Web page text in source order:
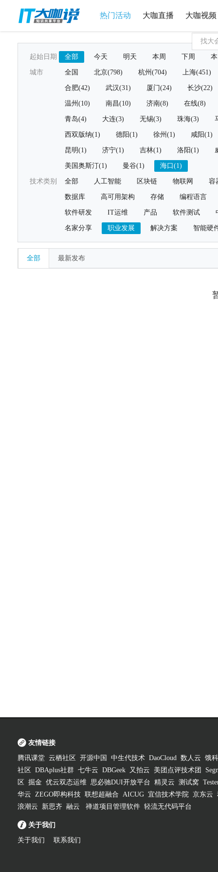
热门活动 大咖直播 大咖视频
起始日期 全部 今天 明天 本周 下周
城市 全国 北京(798) 杭州(704) 上海(451)
合肥(42) 武汉(31) 厦门(24) 长沙(22)
温州(10) 南昌(10) 济南(8) 在线(8)
青岛(4) 大连(3) 无锡(3) 珠海(3)
西双版纳(1) 德阳(1) 徐州(1) 咸阳(1)
昆明(1) 济宁(1) 吉林(1) 洛阳(1)
美国奥斯汀(1) 曼谷(1) 海口(1)
技术类别 全部 人工智能 区块链 物联网 容
数据库 高可用架构 存储 编程语言
软件研发 IT运维 产品 软件测试
名家分享 职业发展 解决方案 智能硬
全部 最新发布
友情链接
腾讯课堂 云栖社区 开源中国 中生代技术 DaoCloud 数人云 饿
社区
DBAplus社群 七牛云 DBGeek 又拍云 美团点评技术团
区
掘金 优云双态运维 思必驰DUI开放平台 精灵云 测试窝
华云 ZEGO即构科技 联想超融合 AICUG 宜信技术学院 京东云
浪潮云
新思齐 融云 禅道项目管理软件 轻流无代码平台
关于我们
关于我们 联系我们